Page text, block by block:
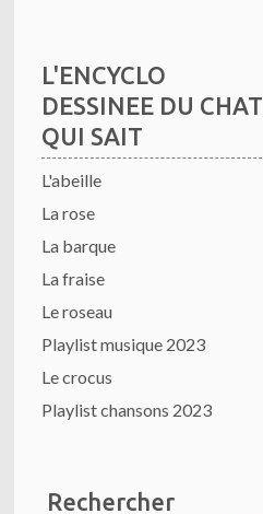
L'ENCYCLO
DESSINEE DU CHAT
QUI SAIT
L'abeille
La rose
La barque
La fraise
Le roseau
Playlist musique 2023
Le crocus
Playlist chansons 2023
Rechercher